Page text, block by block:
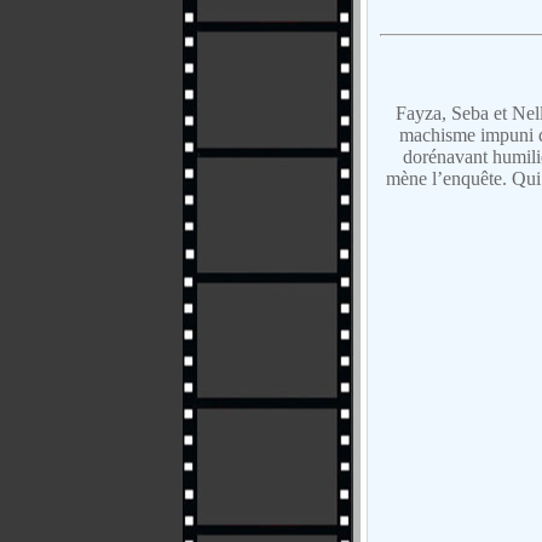
Fayza, Seba et
machisme impuni
dorénavant
mène l’enquête.